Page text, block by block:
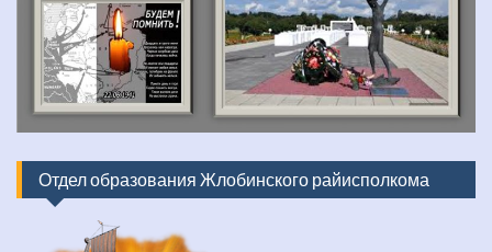
Отдел образования Жлобинского райисполкома